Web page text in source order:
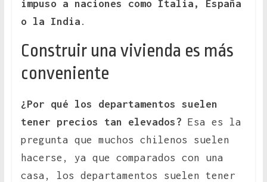
impuso a naciones como Italia, España
o la India .
Construir una vivienda es más
conveniente
¿Por qué los departamentos suelen
tener precios tan elevados? Esa es la
pregunta que muchos chilenos suelen
hacerse, ya que comparados con una
casa, los departamentos suelen tener